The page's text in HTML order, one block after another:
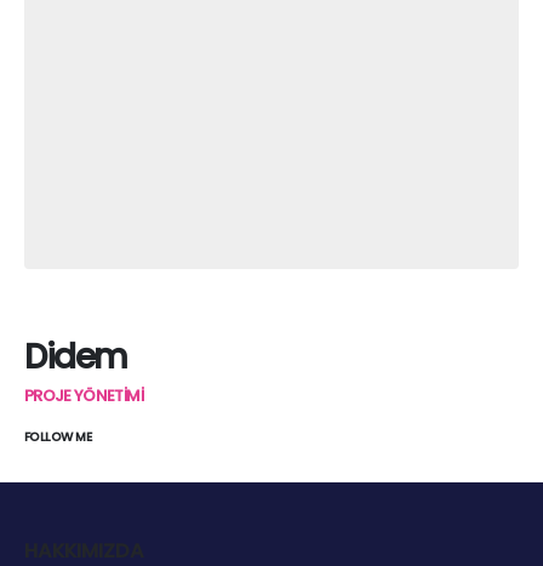
Didem
PROJE YÖNETIMI
FOLLOW ME
HAKKIMIZDA